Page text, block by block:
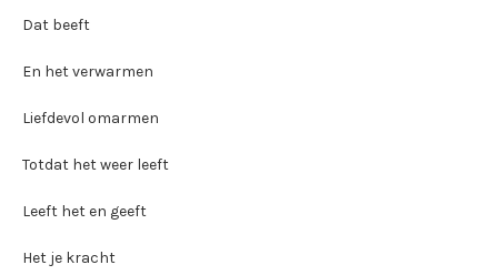
Dat beeft
En het verwarmen
Liefdevol omarmen
Totdat het weer leeft
Leeft het en geeft
Het je kracht